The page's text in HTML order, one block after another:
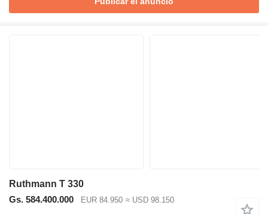
Ruthmann T 330
Gs. 584.400.000
EUR 84.950 ≈ USD 98.150